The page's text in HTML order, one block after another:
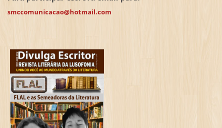
smccomunicacao@hotmail.com